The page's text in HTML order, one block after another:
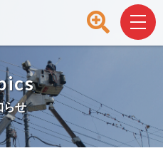
らせ